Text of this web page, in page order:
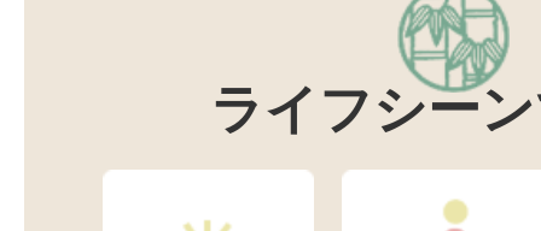
ライフシー